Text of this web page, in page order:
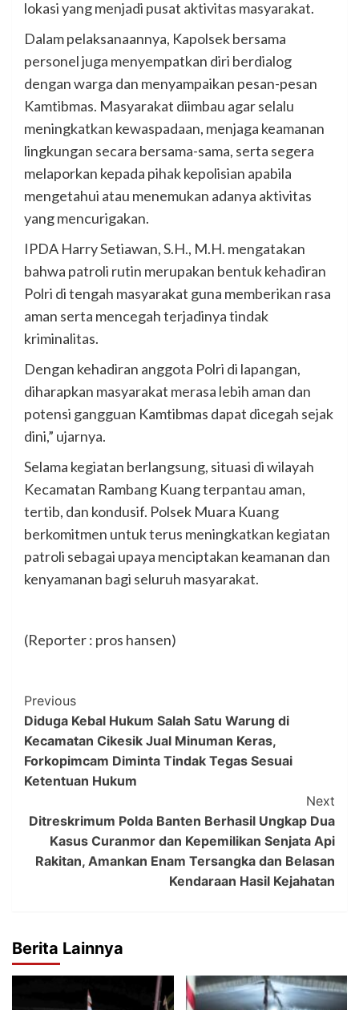
lokasi yang menjadi pusat aktivitas masyarakat.
Dalam pelaksanaannya, Kapolsek bersama
personel juga menyempatkan diri berdialog
dengan warga dan menyampaikan pesan-pesan
Kamtibmas. Masyarakat diimbau agar selalu
meningkatkan kewaspadaan, menjaga keamanan
lingkungan secara bersama-sama, serta segera
melaporkan kepada pihak kepolisian apabila
mengetahui atau menemukan adanya aktivitas
yang mencurigakan.
IPDA Harry Setiawan, S.H., M.H. mengatakan
bahwa patroli rutin merupakan bentuk kehadiran
Polri di tengah masyarakat guna memberikan rasa
aman serta mencegah terjadinya tindak
kriminalitas.
Dengan kehadiran anggota Polri di lapangan,
diharapkan masyarakat merasa lebih aman dan
potensi gangguan Kamtibmas dapat dicegah sejak
dini,” ujarnya.
Selama kegiatan berlangsung, situasi di wilayah
Kecamatan Rambang Kuang terpantau aman,
tertib, dan kondusif. Polsek Muara Kuang
berkomitmen untuk terus meningkatkan kegiatan
patroli sebagai upaya menciptakan keamanan dan
kenyamanan bagi seluruh masyarakat.
(Reporter : pros hansen)
Post
Navigation
Previous
Diduga Kebal Hukum Salah Satu Warung di
Kecamatan Cikesik Jual Minuman Keras,
Forkopimcam Diminta Tindak Tegas Sesuai
Ketentuan Hukum
Next
Ditreskrimum Polda Banten Berhasil Ungkap Dua
Kasus Curanmor dan Kepemilikan Senjata Api
Rakitan, Amankan Enam Tersangka dan Belasan
Kendaraan Hasil Kejahatan
Berita Lainnya